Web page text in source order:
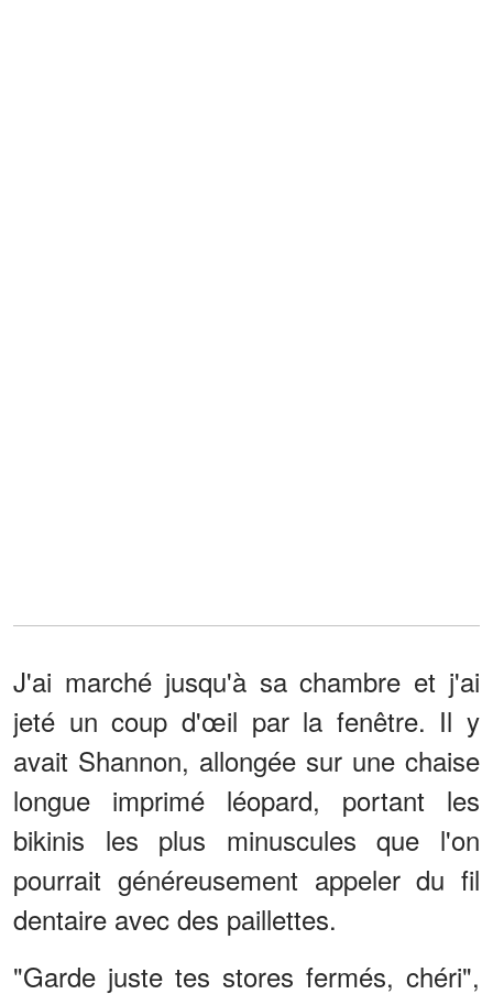
J'ai marché jusqu'à sa chambre et j'ai
jeté un coup d'œil par la fenêtre. Il y
avait Shannon, allongée sur une chaise
longue imprimé léopard, portant les
bikinis les plus minuscules que l'on
pourrait généreusement appeler du fil
dentaire avec des paillettes.
"Garde juste tes stores fermés, chéri",